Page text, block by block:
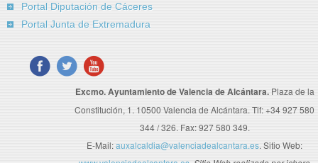
Portal Diputación de Cáceres
Portal Junta de Extremadura
Excmo. Ayuntamiento de Valencia de Alcántara. Plaza de la
Constitución, 1. 10500 Valencia de Alcántara. Tlf: +34 927 580
344 / 326. Fax: 927 580 349.
E-Mail:auxalcaldia@valenciadealcantara.es. Sitio Web: